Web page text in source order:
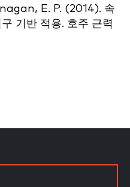
E. P. (2014). 속
기반 적용. 호주 근력